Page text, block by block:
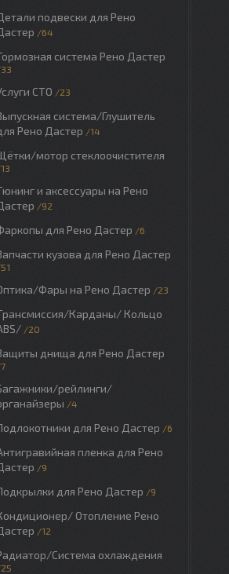
подвески для Рено
64
система Рено Дастер
33
СТО 23
система/Глушитель
Рено Дастер
14
мотор стеклоочистителя
13
и аксессуары на Рено
92
для Рено Дастер 6
кузова для Рено Дастер
51
Фары на Рено Дастер 23
Карданы/ Кольцо
20
днища для Рено Дастер
7
рейлинги/
4
для Рено Дастер 6
пленка для Рено
9
для Рено Дастер 9
Отопление Рено
12
Система охлаждения
25